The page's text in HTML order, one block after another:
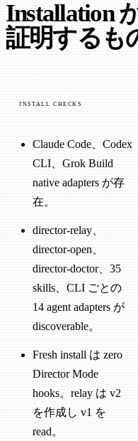
Installation
証明するも
INSTALL CHECKS
Claude Code、Codex
CLI、Grok Build
native adapters が存
在。
director-relay、
director-open、
director-doctor、35
skills、CLI ごとの
14 agent adapters が
discoverable。
Fresh install は zero
Director Mode
hooks。relay は v2
を作成し v1 を
read。